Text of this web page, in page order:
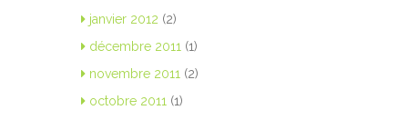
janvier 2012 (2)
décembre 2011 (1)
novembre 2011 (2)
octobre 2011 (1)